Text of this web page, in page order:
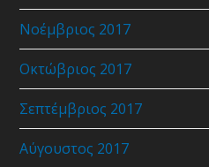
Νοέμβριος 2017
Οκτώβριος 2017
Σεπτέμβριος 2017
Αύγουστος 2017